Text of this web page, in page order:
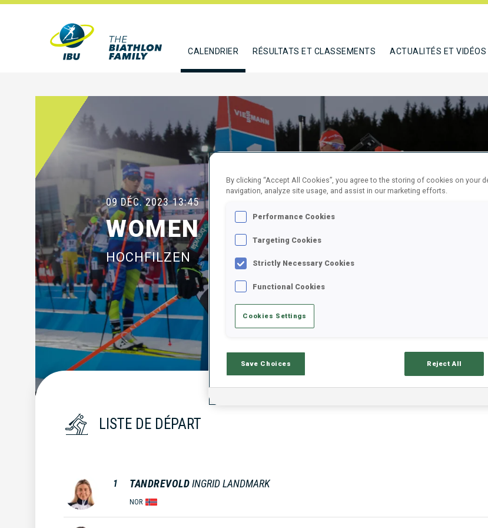
CALENDRIER RÉSULTATS ET CLASSEMENTS ACTUALITÉS ET VIDÉOS
09 DÉC. 2023 13:45
WOMEN 10 KM PURSUIT
HOCHFILZEN
LISTE DE DÉPART
1 TANDREVOLDINGRID LANDMARK
NOR
By clicking “Accept All Cookies”, you agree to the storing of cookies on your
navigation, analyze site usage, and assist in our marketing efforts.
Performance Cookies
Targeting Cookies
Strictly Necessary Cookies
Functional Cookies
Cookies Settings
Save Choices Reject All